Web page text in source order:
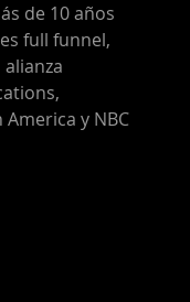
de 10 años
full funnel,
y NBC